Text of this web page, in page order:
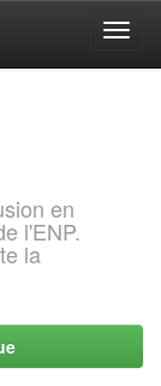
en
l'ENP.
la